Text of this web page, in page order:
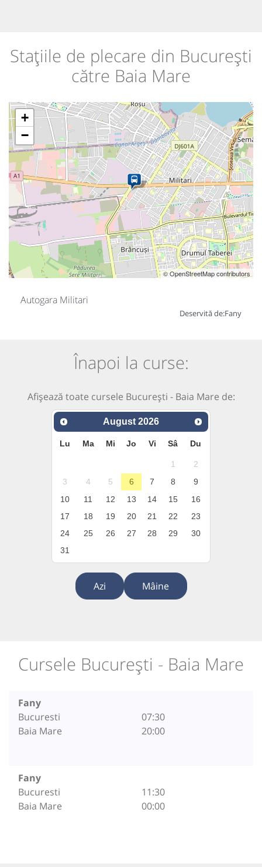
Stațiile de plecare din București
către Baia Mare
+
−
© OpenStreetMap contributors
Autogara Militari
Deservită de:Fany
Înapoi la curse:
Afișează toate cursele București - Baia Mare de:
August 2026
Lu Ma Mi Jo Vi Sâ Du
1
2
3
4 5 6 7 8
9
10
11 12 13 14 15
16
17
18 19 20 21 22
23
24
25 26 27 28 29
30
31
Azi Mâine
Cursele București - Baia Mare
Fany
Bucuresti
Baia Mare
07:30
20:00
Fany
Bucuresti
Baia Mare
11:30
00:00